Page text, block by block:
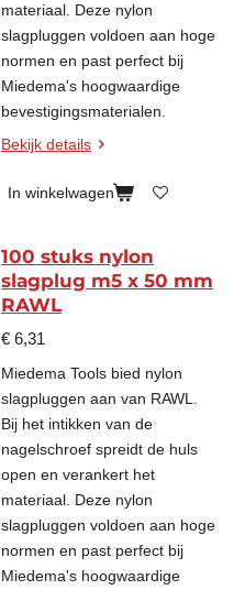
materiaal. Deze nylon
slagpluggen voldoen aan hoge
normen en past perfect bij
Miedema's hoogwaardige
bevestigingsmaterialen.
Bekijk details
In winkelwagen
100 stuks nylon
slagplug m5 x 50 mm
RAWL
€ 6,31
Miedema Tools bied nylon
slagpluggen aan van RAWL.
Bij het intikken van de
nagelschroef spreidt de huls
open en verankert het
materiaal. Deze nylon
slagpluggen voldoen aan hoge
normen en past perfect bij
Miedema's hoogwaardige